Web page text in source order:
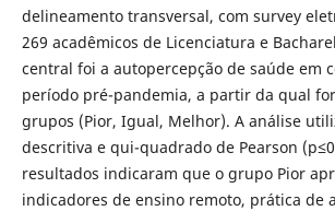
delineamento transversal, com survey
269 acadêmicos de Licenciatura e
central foi a autopercepção de saúde em
período pré-pandemia, a partir da qual
grupos (Pior, Igual, Melhor). A análise
descritiva e qui-quadrado de Pearson
resultados indicaram que o grupo Pior
indicadores de ensino remoto, prática de